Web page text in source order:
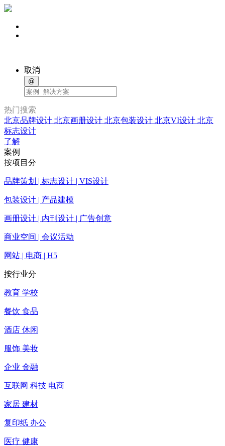
取消
@
热门搜索
北京品牌设计 北京画册设计 北京包装设计 北京VI设计 北京
标志设计
了解
案例
按项目分
品牌策划 | 标志设计 | VIS设计
包装设计 | 产品建模
画册设计 | 内刊设计 | 广告创意
商业空间 | 会议活动
网站 | 电商 | H5
按行业分
教育 学校
餐饮 食品
酒店 休闲
服饰 美妆
企业 金融
互联网 科技 电商
家居 建材
复印纸 办公
医疗 健康